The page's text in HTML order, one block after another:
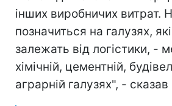
інших виробничих витрат.
позначиться на галузях,
залежать від логістики, -
хімічній, цементній,
аграрній галузях", -